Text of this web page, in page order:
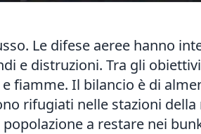
Le difese aeree hanno
e distruzioni. Tra gli
fiamme. Il bilancio è di
rifugiati nelle stazioni
a restare nei